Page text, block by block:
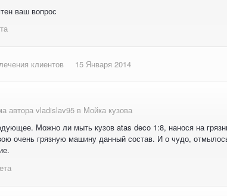
ваш вопрос
клиентов 15 Января 2014
автора vladislav95 в Мойка кузова
Можно ли мыть кузов atas deco 1:8, нанося на
очень грязную машину данный состав. И о чудо,